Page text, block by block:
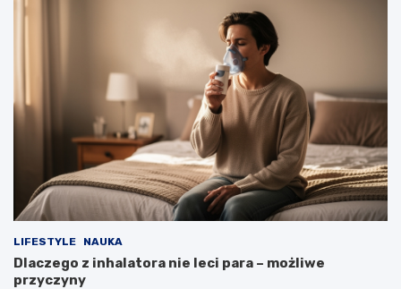
LIFESTYLE NAUKA
Dlaczego z inhalatora nie leci para – możliwe
przyczyny